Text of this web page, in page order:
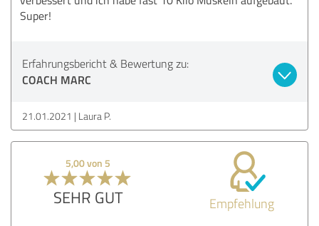
Super!
Erfahrungsbericht & Bewertung zu:
COACH MARC
21.01.2021 Laura P.
5,00 von 5
SEHR GUT Empfehlung